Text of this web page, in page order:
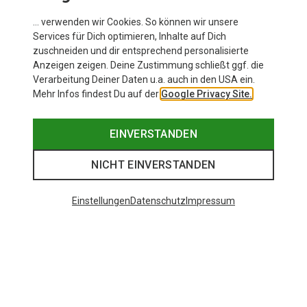
… verwenden wir Cookies. So können wir unsere
Services für Dich optimieren, Inhalte auf Dich
zuschneiden und dir entsprechend personalisierte
Anzeigen zeigen. Deine Zustimmung schließt ggf. die
Verarbeitung Deiner Daten u.a. auch in den USA ein.
Mehr Infos findest Du auf der Google Privacy Site.
EINVERSTANDEN
NICHT EINVERSTANDEN
EinstellungenDatenschutz Impressum